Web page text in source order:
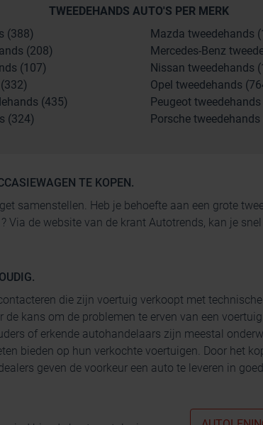
TWEEDEHANDS AUTO'S PER MERK
(388)
(208)
(107)
(435)
(324)
Mazda tweedehands
Mercedes-Benz
Nissan tweedehands
Opel tweedehands
Peugeot
Porsche
TE KOPEN.
samenstellen. Heb je behoefte aan een grote
de website van de krant Autotrends, kan je
die zijn voertuig verkoopt met
kans om de problemen te erven van een
of erkende autohandelaars zijn meestal
bieden op hun verkochte voertuigen. Door het
geven de voorkeur een auto te leveren in